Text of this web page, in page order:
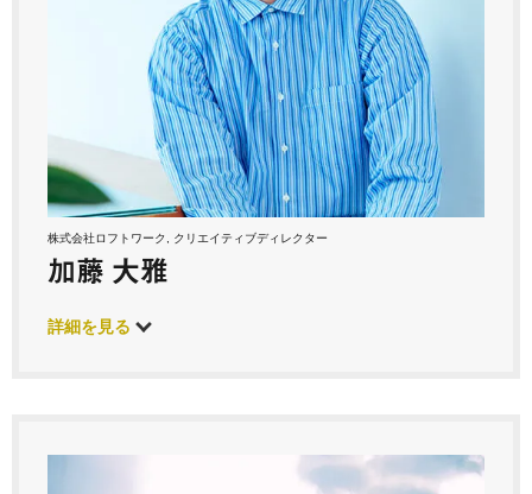
株式会社ロフトワーク, クリエイティブディレクター
加藤 大雅
詳細を見る